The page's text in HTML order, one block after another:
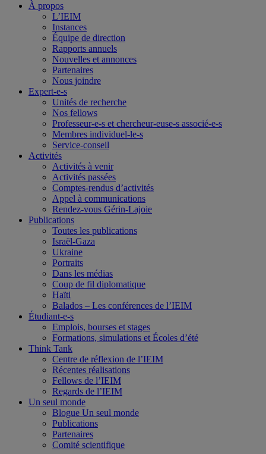
À propos
L’IEIM
Instances
Équipe de direction
Rapports annuels
Nouvelles et annonces
Partenaires
Nous joindre
Expert-e-s
Unités de recherche
Nos fellows
Professeur-e-s et chercheur-euse-s associé-e-s
Membres individuel-le-s
Service-conseil
Activités
Activités à venir
Activités passées
Comptes-rendus d’activités
Appel à communications
Rendez-vous Gérin-Lajoie
Publications
Toutes les publications
Israël-Gaza
Ukraine
Portraits
Dans les médias
Coup de fil diplomatique
Haïti
Balados – Les conférences de l’IEIM
Étudiant-e-s
Emplois, bourses et stages
Formations, simulations et Écoles d’été
Think Tank
Centre de réflexion de l’IEIM
Récentes réalisations
Fellows de l’IEIM
Regards de l’IEIM
Un seul monde
Blogue Un seul monde
Publications
Partenaires
Comité scientifique